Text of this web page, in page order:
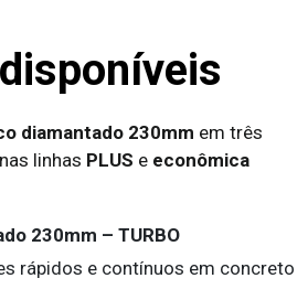
diamantado 230mm em três
linhas PLUS e econômica
230mm – TURBO
rápidos e contínuos em concreto